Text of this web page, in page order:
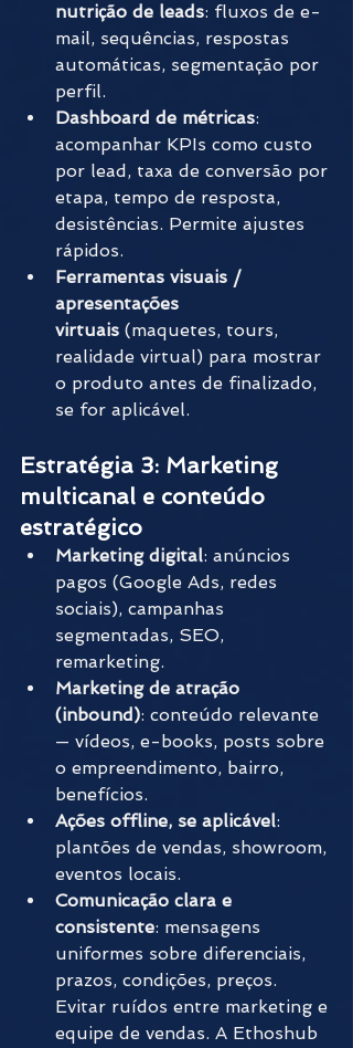
nutrição de leads: fluxos de e-
mail, sequências, respostas
automáticas, segmentação por
perfil.
Dashboard de métricas:
acompanhar KPIs como custo
por lead, taxa de conversão por
etapa, tempo de resposta,
desistências. Permite ajustes
rápidos.
Ferramentas visuais /
apresentações
virtuais (maquetes, tours,
realidade virtual) para mostrar
o produto antes de finalizado,
se for aplicável.
Estratégia 3: Marketing
multicanal e conteúdo
estratégico
Marketing digital: anúncios
pagos (Google Ads, redes
sociais), campanhas
segmentadas, SEO,
remarketing.
Marketing de atração
(inbound): conteúdo relevante
— vídeos, e-books, posts sobre
o empreendimento, bairro,
benefícios.
Ações offline, se aplicável:
plantões de vendas, showroom,
eventos locais.
Comunicação clara e
consistente: mensagens
uniformes sobre diferenciais,
prazos, condições, preços.
Evitar ruídos entre marketing e
equipe de vendas. A Ethoshub